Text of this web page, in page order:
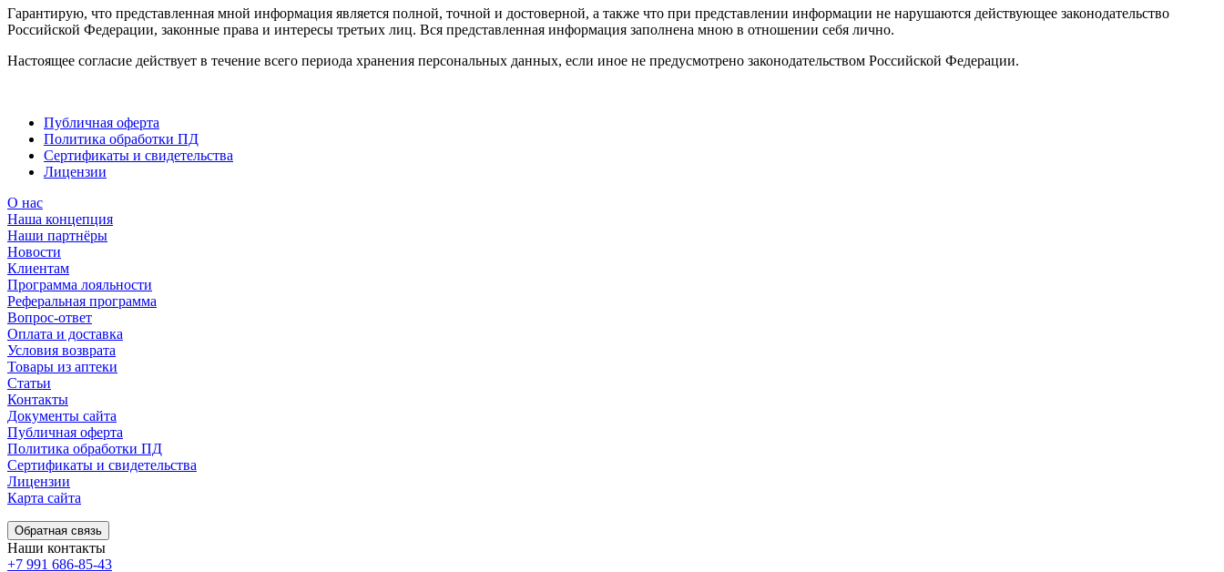
Гарантирую, что представленная мной информация является полной, точной и достоверной, а также что при представлении информации не нарушаются действующее законодательство
Российской Федерации, законные права и интересы третьих лиц. Вся представленная информация заполнена мною в отношении себя лично.
Настоящее согласие действует в течение всего периода хранения персональных данных, если иное не предусмотрено законодательством Российской Федерации.
Публичная оферта
Политика обработки ПД
Сертификаты и свидетельства
Лицензии
О нас
Наша концепция
Наши партнёры
Новости
Клиентам
Программа лояльности
Реферальная программа
Вопрос-ответ
Оплата и доставка
Условия возврата
Товары из аптеки
Статьи
Контакты
Документы сайта
Публичная оферта
Политика обработки ПД
Сертификаты и свидетельства
Лицензии
Карта сайта
Обратная связь
Наши контакты
+7 991 686-85-43